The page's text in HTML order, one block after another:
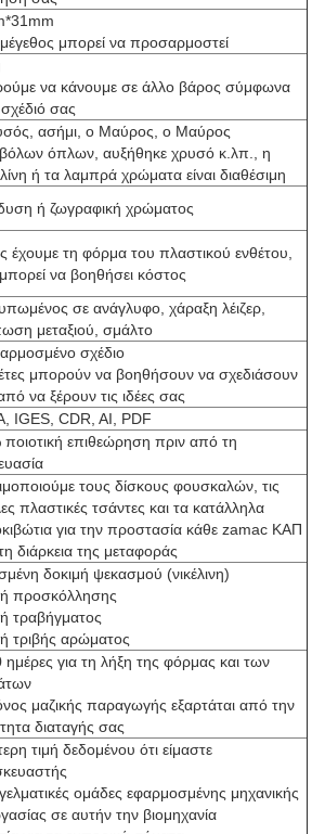
μπορεί να προσαρμοστεί
να κάνουμε σε άλλο βάρος σύμφωνα
σας
ασήμι, ο Μαύρος, ο Μαύρος
όπλων, αυξήθηκε χρυσό κ.λπ., η
ή τα λαμπρά χρώματα είναι διαθέσιμη
ή ζωγραφική χρώματος
έχουμε τη φόρμα του πλαστικού ενθέτου,
να βοηθήσει κόστος
σε ανάγλυφο, χάραξη λέιζερ,
μεταξιού, σμάλτο
σχέδιο
μπορούν να βοηθήσουν να σχεδιάσουν
να ξέρουν τις ιδέες σας
IGES, CDR, AI, PDF
ποιοτική επιθεώρηση πριν από τη
τους δίσκους φουσκαλών, τις
πλαστικές τσάντες και τα κατάλληλα
για την προστασία κάθε zamac ΚΑΠ
διάρκεια της μεταφοράς
δοκιμή ψεκασμού (νικέλινη)
προσκόλλησης
τραβήγματος
τριβής αρώματος
ημέρες για τη λήξη της φόρμας και των
μαζικής παραγωγής εξαρτάται από την
διαταγής σας
τιμή δεδομένου ότι είμαστε
ομάδες εφαρμοσμένης μηχανικής
σε αυτήν την βιομηχανία